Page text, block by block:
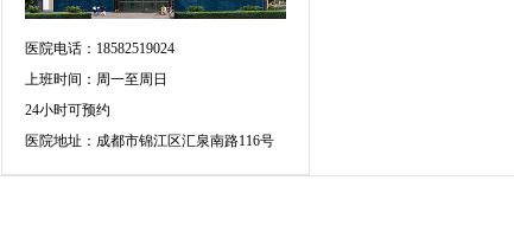
医院电话：18582519024
上班时间：周一至周日
24小时可预约
医院地址：成都市锦江区汇泉南路116号